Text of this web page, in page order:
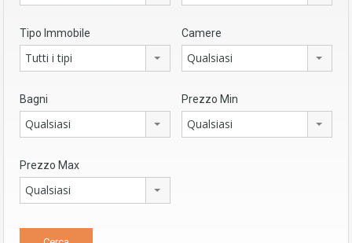
Tipo Immobile
Tutti i tipi
Camere
Qualsiasi
Bagni
Qualsiasi
Prezzo Min
Qualsiasi
Prezzo Max
Qualsiasi